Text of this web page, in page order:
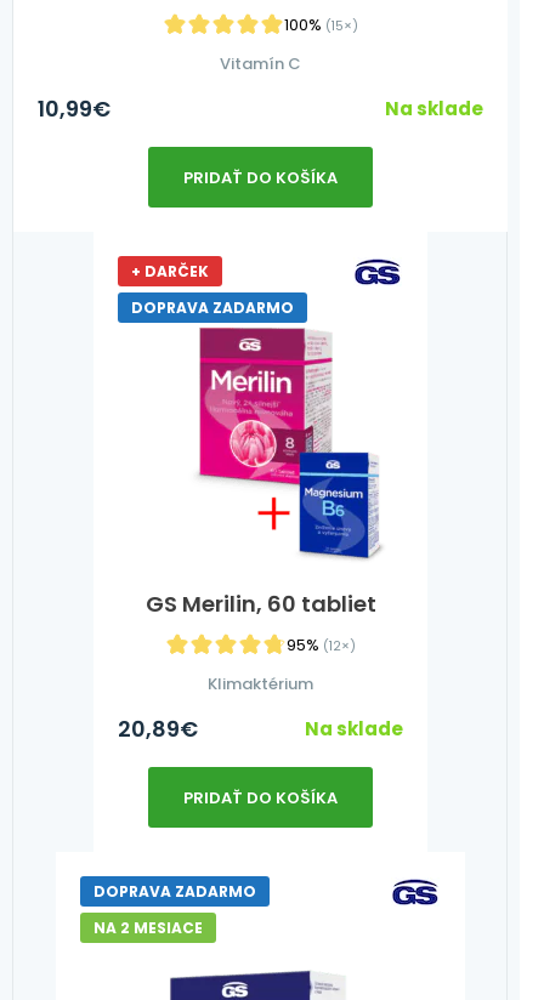
100% (15×)
Vitamín C
10,99€ Na sklade
PRIDAŤ DO KOŠÍKA
GS Merilin, 60 tabliet
95% (12×)
+ DARČEK
DOPRAVA ZADARMO
Klimaktérium
20,89€ Na sklade
PRIDAŤ DO KOŠÍKA
DOPRAVA ZADARMO
NA 2 MESIACE